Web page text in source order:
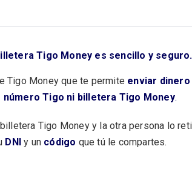
Tigo Money es sencillo y seguro.
Tigo Money que te permite enviar
número Tigo ni billetera Tigo Money.
Tigo Money y la otra persona lo
DNI y un código que tú le compartes.